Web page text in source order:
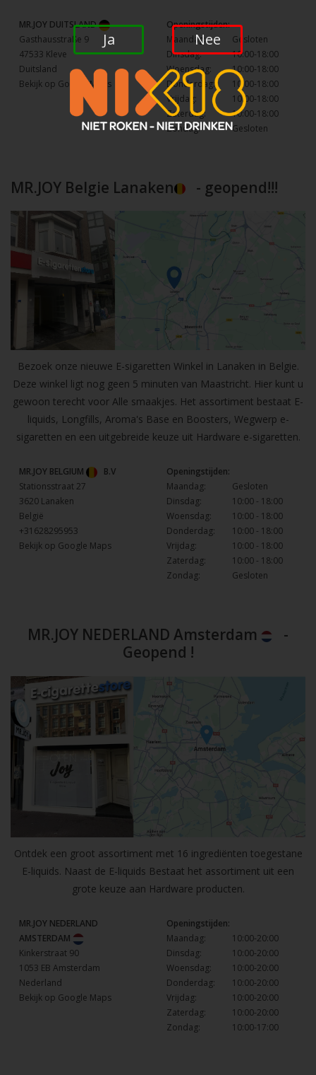
MR.JOY DUITSLAND
Gasthausstraße 9
47533 Kleve
Duitsland
Bekijk op Google Maps
Openingstijden:
Maandag:
Gesloten
Dinsdag:
10:00-18:00
Woensdag:
10:00-18:00
Donderdag:
10:00-18:00
Vrijdag:
10:00-18:00
Zaterdag:
10:00-18:00
Zondag:
Gesloten
MR.JOY Belgie Lanaken - geopend!!!
Bezoek onze nieuwe E-sigaretten Winkel in Lanaken in Belgie.
Deze winkel ligt nog geen 5 minuten van Maastricht. Hier kunt u
gewoon terecht voor Alle smaakjes. Het assortiment bestaat E-
liquids, Longfills, Aroma's Base en Boosters, Wegwerp e-
sigaretten en een uitgebreide keuze uit Hardware e-sigaretten.
MR.JOY BELGIUM
B.V
Stationsstraat 27
3620 Lanaken
België
+31628295953
Bekijk op Google Maps
Openingstijden:
Maandag:
Gesloten
Dinsdag:
10:00 - 18:00
Woensdag:
10:00 - 18:00
Donderdag:
10:00 - 18:00
Vrijdag:
10:00 - 18:00
Zaterdag:
10:00 - 18:00
Zondag:
Gesloten
MR.JOY NEDERLAND Amsterdam
-
Geopend !
Ontdek een groot assortiment met 16 ingrediënten toegestane
E-liquids. Naast de E-liquids Bestaat het assortiment uit een
grote keuze aan Hardware producten.
MR.JOY NEDERLAND
AMSTERDAM
Kinkerstraat 90
1053 EB Amsterdam
Nederland
Bekijk op Google Maps
Openingstijden:
Maandag:
10:00-20:00
Dinsdag:
10:00-20:00
Woensdag:
10:00-20:00
Donderdag:
10:00-20:00
Vrijdag:
10:00-20:00
Zaterdag:
10:00-20:00
Zondag:
10:00-17:00
Ja Nee